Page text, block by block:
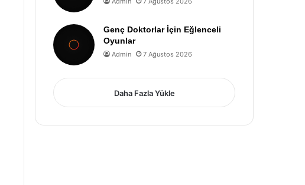
Genç Doktorlar İçin Eğlenceli
Oyunlar
Admin 7 Ağustos 2026
Daha Fazla Yükle